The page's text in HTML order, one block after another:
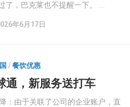
了，巴克莱也不提醒一下。 ...
年6月17日
/餐饮优惠
通，新服务送打车
：由于关联了公司的企业账户，直